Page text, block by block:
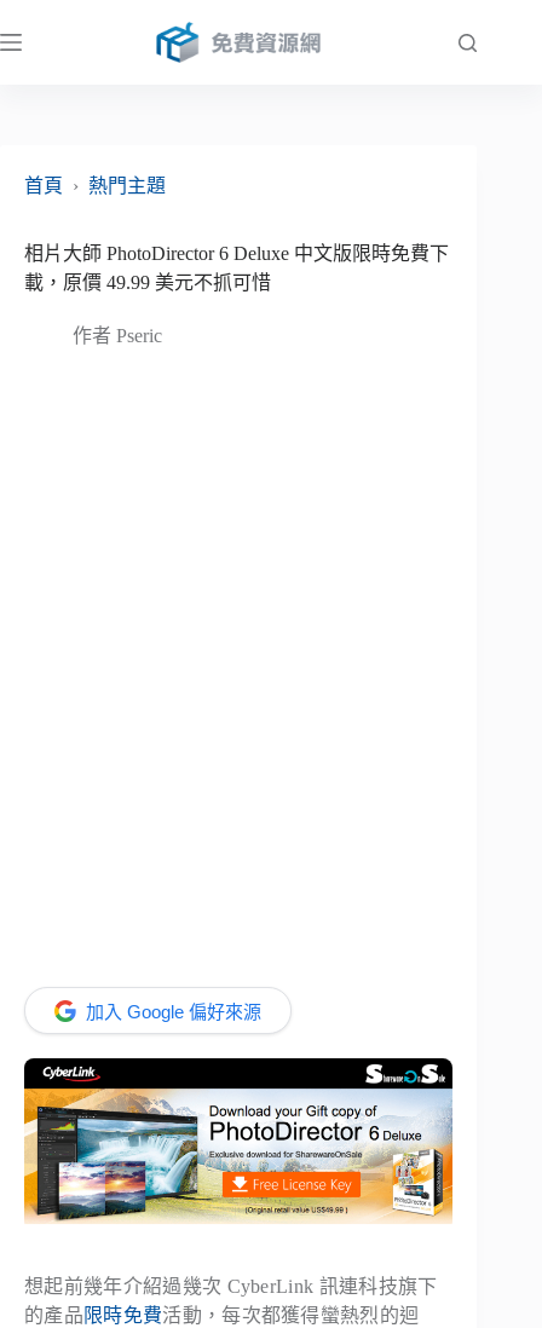
至
首頁
› 熱門主題
相片大師 PhotoDirector 6 Deluxe 中文版限時免費下
載，原價 49.99 美元不抓可惜
作者 Pseric
加入 Google 偏好來源
想起前幾年介紹過幾次 CyberLink 訊連科技旗下
的產品 限時免費活動，每次都獲得蠻熱烈的迴